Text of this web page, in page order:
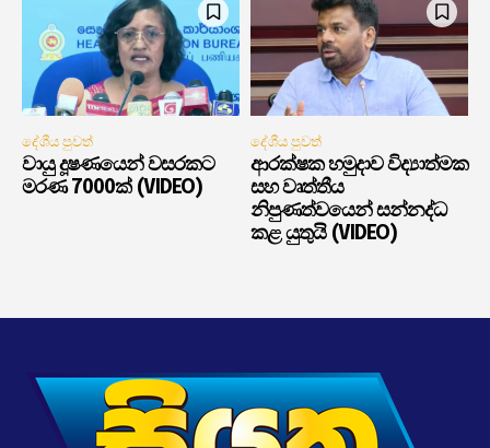
දේශීය පුවත්
වායු දූෂණයෙන් වසරකට
මරණ 7000ක් (VIDEO)
දේශීය පුවත්
ආරක්ෂක හමුදාව විද්‍යාත්මක
සහ වෘත්තීය
නිපුණත්වයෙන් සන්නද්ධ
කළ යුතුයි (VIDEO)